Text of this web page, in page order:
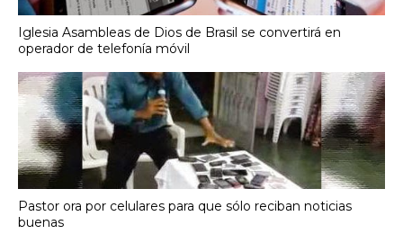
Iglesia Asambleas de Dios de Brasil se convertirá en
operador de telefonía móvil
Pastor ora por celulares para que sólo reciban noticias
buenas